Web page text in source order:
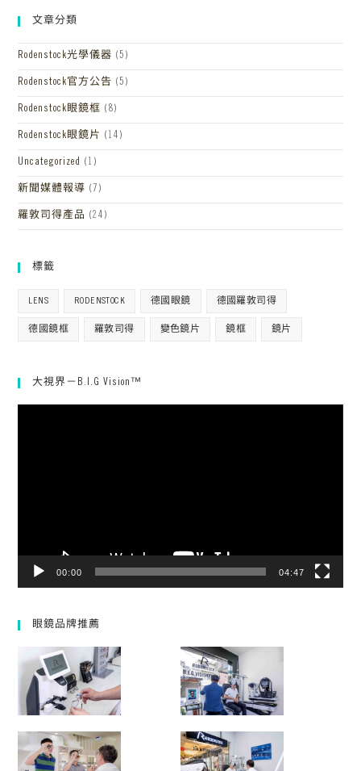
文章分類
Rodenstock光學儀器 (5)
Rodenstock官方公告 (5)
Rodenstock眼鏡框 (8)
Rodenstock眼鏡片 (14)
Uncategorized (1)
新聞媒體報導 (7)
羅敦司得產品 (24)
標籤
LENS RODENSTOCK 德國眼鏡 德國羅敦司得
德國鏡框 羅敦司得 變色鏡片 鏡框 鏡片
大視界－B.I.G Vision™
00:00 04:47
眼鏡品牌推薦